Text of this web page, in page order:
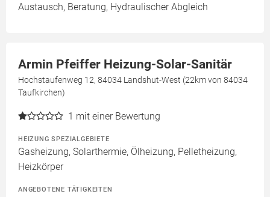
Austausch, Beratung, Hydraulischer Abgleich
Armin Pfeiffer Heizung-Solar-Sanitär
Hochstaufenweg 12, 84034 Landshut-West (22km von 84034
Taufkirchen)
1 mit einer Bewertung
HEIZUNG SPEZIALGEBIETE
Gasheizung, Solarthermie, Ölheizung, Pelletheizung,
Heizkörper
ANGEBOTENE TÄTIGKEITEN